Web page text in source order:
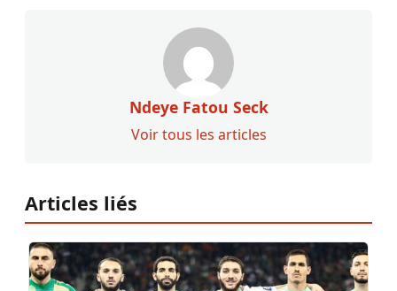
Ndeye Fatou Seck
Voir tous les articles
Articles liés